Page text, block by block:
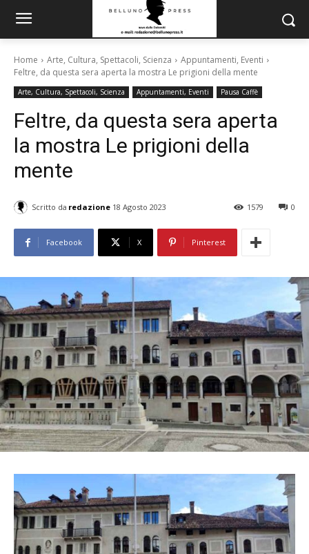
Home Arte, Cultura, Spettacoli, Scienza
Appuntamenti, Eventi
Feltre, da questa sera aperta la mostra Le prigioni della mente
Arte, Cultura, Spettacoli, Scienza Appuntamenti, Eventi Pausa Caffè
Feltre, da questa sera aperta
la mostra Le prigioni della
mente
Scritto da redazione 18 Agosto 2023 0
1579
Facebook X Pinterest